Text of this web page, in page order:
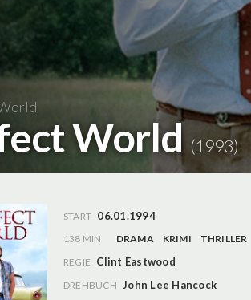
World (1993)
START 06.01.1994
138 MIN DRAMA KRIMI THRILLER
REGIE Clint Eastwood
DREHBUCH John Lee Hancock